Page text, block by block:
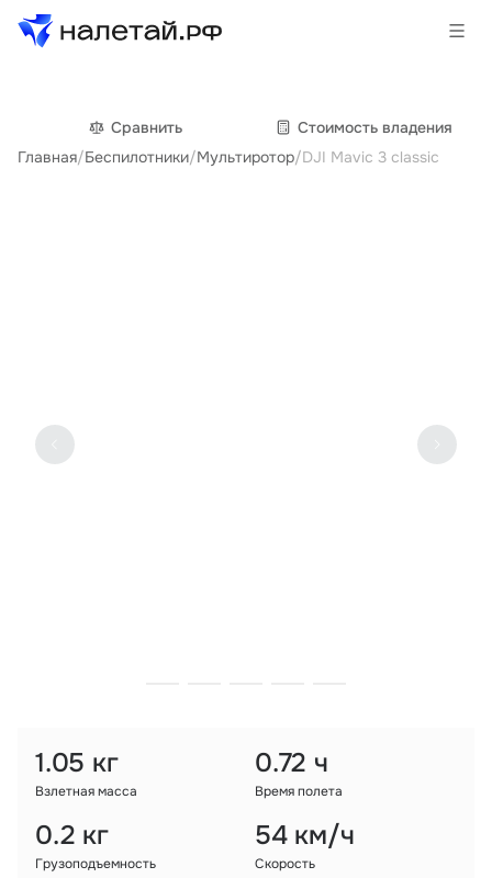
Товары
Услуги
Государственные программы
Партнеры
Сравнить
Cтоимость владения
Главная/Беспилотники/Мультиротор/DJI Mavic 3 classic
1.05 кг
Взлетная масса
0.72 ч
Время полета
0.2 кг
Грузоподъемность
54 км/ч
Скорость